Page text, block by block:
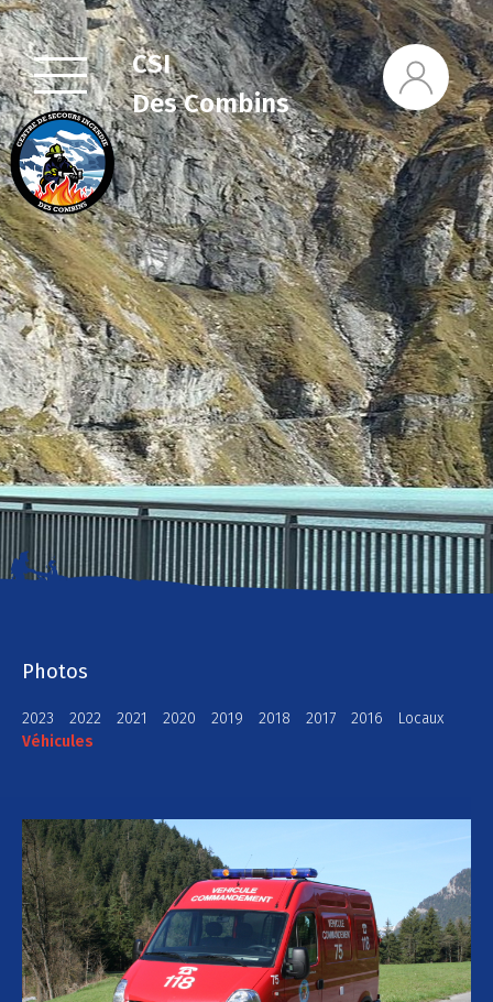
CSI
Des Combins
Photos
2023 2022 2021 2020 2019 2018 2017 2016
Locaux
Véhicules